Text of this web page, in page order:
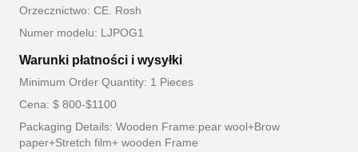
Orzecznictwo: CE. Rosh
Numer modelu: LJPOG1
Warunki płatności i wysyłki
Minimum Order Quantity: 1 Pieces
Cena: $ 800-$1100
Packaging Details: Wooden Frame:pear wool+Brow
paper+Stretch film+ wooden Frame